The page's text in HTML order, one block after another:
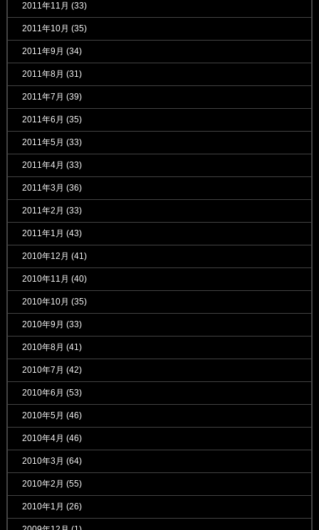
2011年11月 (33)
2011年10月 (35)
2011年9月 (34)
2011年8月 (31)
2011年7月 (39)
2011年6月 (35)
2011年5月 (33)
2011年4月 (33)
2011年3月 (36)
2011年2月 (33)
2011年1月 (43)
2010年12月 (41)
2010年11月 (40)
2010年10月 (35)
2010年9月 (33)
2010年8月 (41)
2010年7月 (42)
2010年6月 (53)
2010年5月 (46)
2010年4月 (46)
2010年3月 (64)
2010年2月 (55)
2010年1月 (26)